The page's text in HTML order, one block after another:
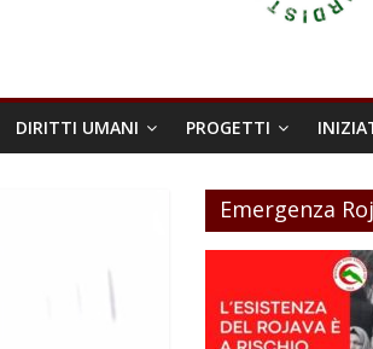
DIRITTI UMANI PROGETTI
Emergenza